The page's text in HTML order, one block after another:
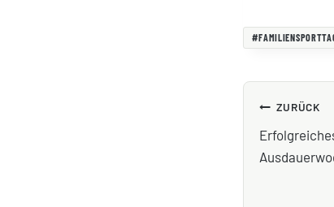
Schlagworte:
#
ZURÜCK